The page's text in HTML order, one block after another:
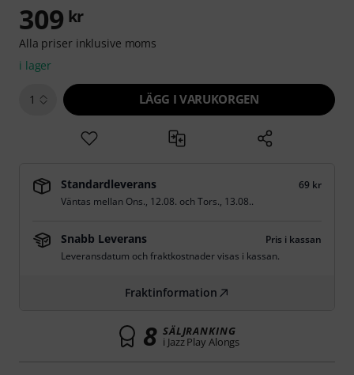
309 kr
Alla priser inklusive moms
i lager
1 LÄGG I VARUKORGEN
Standardleverans
69 kr
Väntas mellan Ons., 12.08. ochTors., 13.08..
Snabb Leverans
Pris i kassan
Leveransdatum och fraktkostnader visas i kassan.
Fraktinformation
8 SÄLJRANKING
i Jazz Play Alongs